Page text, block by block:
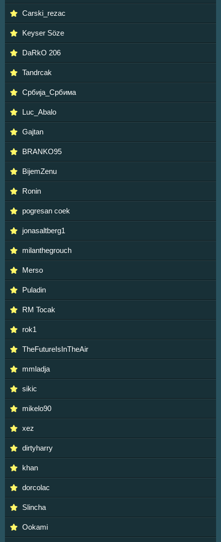
Carski_rezac
Keyser Söze
DaRkO 206
Tandrcak
Србија_Србима
Luc_Abalo
Gajtan
BRANKO95
BijemZenu
Ronin
pogresan coek
jonasaltberg1
milanthegrouch
Merso
Puladin
RM Tocak
rok1
TheFutureIsInTheAir
mmladja
sikic
mikelo90
xez
dirtyharry
khan
dorcolac
Slincha
Ookami